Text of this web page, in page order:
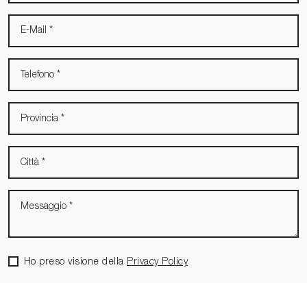
Ho preso visione della Privacy Policy